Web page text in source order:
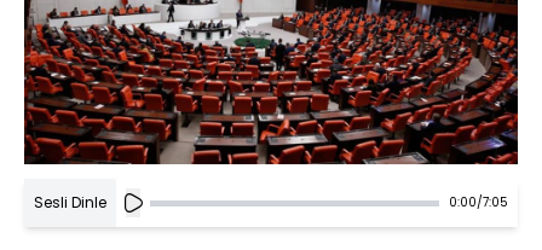
Sesli Dinle 0:00/7:05